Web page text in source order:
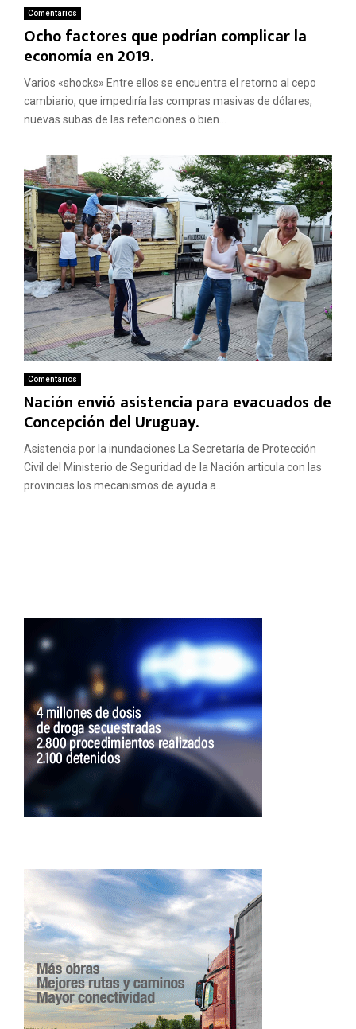
Comentarios
Ocho factores que podrían complicar la
economía en 2019.
Varios «shocks» Entre ellos se encuentra el retorno al cepo
cambiario, que impediría las compras masivas de dólares,
nuevas subas de las retenciones o bien...
Comentarios
Nación envió asistencia para evacuados de
Concepción del Uruguay.
Asistencia por la inundaciones La Secretaría de Protección
Civil del Ministerio de Seguridad de la Nación articula con las
provincias los mecanismos de ayuda a...